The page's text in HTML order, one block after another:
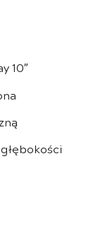
10″